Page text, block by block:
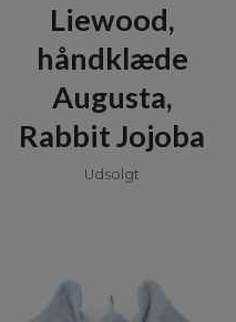
Liewood,
håndklæde
Augusta,
Rabbit Jojoba
Udsolgt